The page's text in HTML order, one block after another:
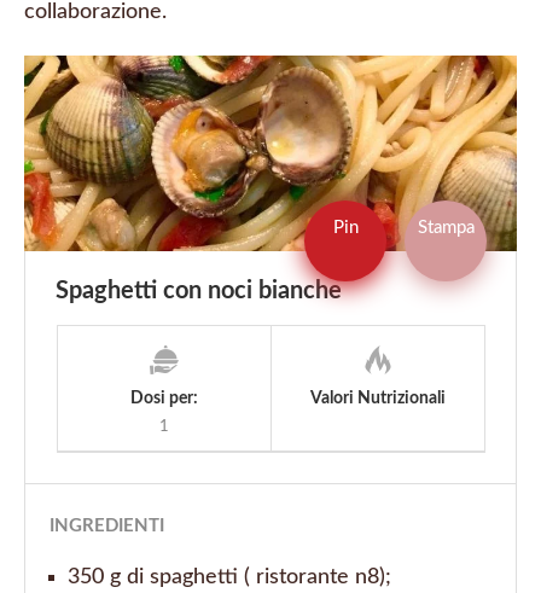
collaborazione.
Pin Stampa
Spaghetti con noci bianche
Dosi per:
1
Valori Nutrizionali
INGREDIENTI
350 g di spaghetti ( ristorante n8);